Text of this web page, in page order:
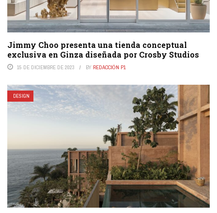
Jimmy Choo presenta una tienda conceptual
exclusiva en Ginza diseñada por Crosby Studios
15 DE DICIEMBRE DE 2023 BY REDACCIÓN P1
DESIGN